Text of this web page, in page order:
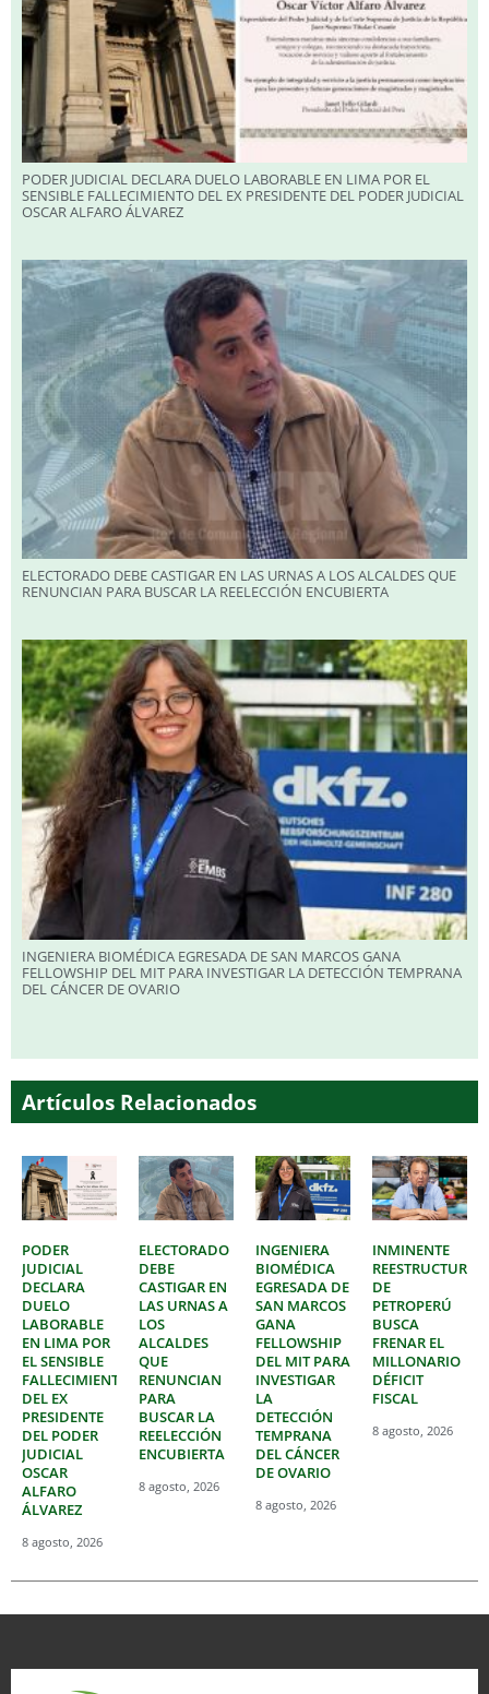
PODER JUDICIAL DECLARA DUELO LABORABLE EN LIMA POR EL
SENSIBLE FALLECIMIENTO DEL EX PRESIDENTE DEL PODER JUDICIAL
OSCAR ALFARO ÁLVAREZ
ELECTORADO DEBE CASTIGAR EN LAS URNAS A LOS ALCALDES QUE
RENUNCIAN PARA BUSCAR LA REELECCIÓN ENCUBIERTA
INGENIERA BIOMÉDICA EGRESADA DE SAN MARCOS GANA
FELLOWSHIP DEL MIT PARA INVESTIGAR LA DETECCIÓN TEMPRANA
DEL CÁNCER DE OVARIO
Artículos Relacionados
PODER
JUDICIAL
DECLARA
DUELO
LABORABLE
EN LIMA POR
EL SENSIBLE
FALLECIMIENTO
DEL EX
PRESIDENTE
DEL PODER
JUDICIAL
OSCAR
ALFARO
ÁLVAREZ
8 agosto, 2026
ELECTORADO
DEBE
CASTIGAR EN
LAS URNAS A
LOS
ALCALDES
QUE
RENUNCIAN
PARA
BUSCAR LA
REELECCIÓN
ENCUBIERTA
8 agosto, 2026
INGENIERA
BIOMÉDICA
EGRESADA DE
SAN MARCOS
GANA
FELLOWSHIP
DEL MIT PARA
INVESTIGAR
LA
DETECCIÓN
TEMPRANA
DEL CÁNCER
DE OVARIO
8 agosto, 2026
INMINENTE
DE
PETROPERÚ
BUSCA
FRENAR EL
MILLONARIO
DÉFICIT
FISCAL
8 agosto, 2026